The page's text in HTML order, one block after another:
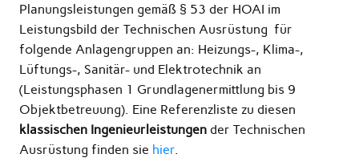
Planungsleistungen gemäß § 53 der HOAI im
Leistungsbild der Technischen Ausrüstung für
folgende Anlagengruppen an: Heizungs-, Klima-,
Lüftungs-, Sanitär- und Elektrotechnik an
(Leistungsphasen 1 Grundlagenermittlung bis 9
Objektbetreuung). Eine Referenzliste zu diesen
klassischen Ingenieurleistungen der Technischen
Ausrüstung finden sie hier